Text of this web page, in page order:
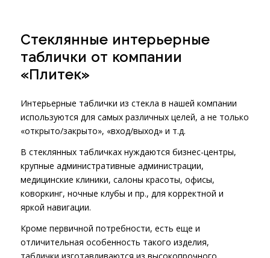
Стеклянные интерьерные
таблички от компании
«Плитек»
Интерьерные таблички из стекла в нашей компании
используются для самых различных целей, а не только
«открыто/закрыто», «вход/выход» и т.д.
В стеклянных табличках нуждаются бизнес-центры,
крупные административные администрации,
медицинские клиники, салоны красоты, офисы,
коворкинг, ночные клубы и пр., для корректной и
яркой навигации.
Кроме первичной потребности, есть еще и
отличительная особенность такого изделия,
таблички изготавливаются из высокопрочного